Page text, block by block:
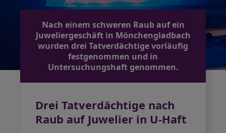
Nach einem schweren Raub auf ein
Juweliergeschäft in Mönchengladbach
wurden drei Tatverdächtige vorläufig
festgenommen und in
Untersuchungshaft genommen.
Drei Tatverdächtige nach
Raub auf Juwelier in U-Haft